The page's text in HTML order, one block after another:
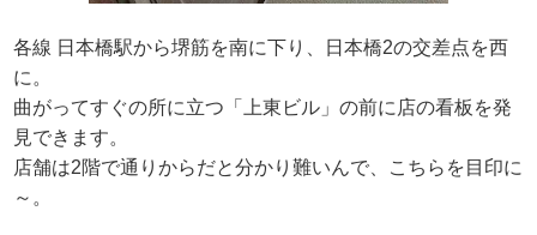
各線 日本橋駅から堺筋を南に下り、日本橋2の交差点を西
に。
曲がってすぐの所に立つ「上東ビル」の前に店の看板を発
見できます。
店舗は2階で通りからだと分かり難いんで、こちらを目印に
～。